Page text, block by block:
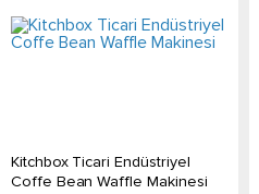
Kitchbox Ticari Endüstriyel
Coffe Bean Waffle Makinesi